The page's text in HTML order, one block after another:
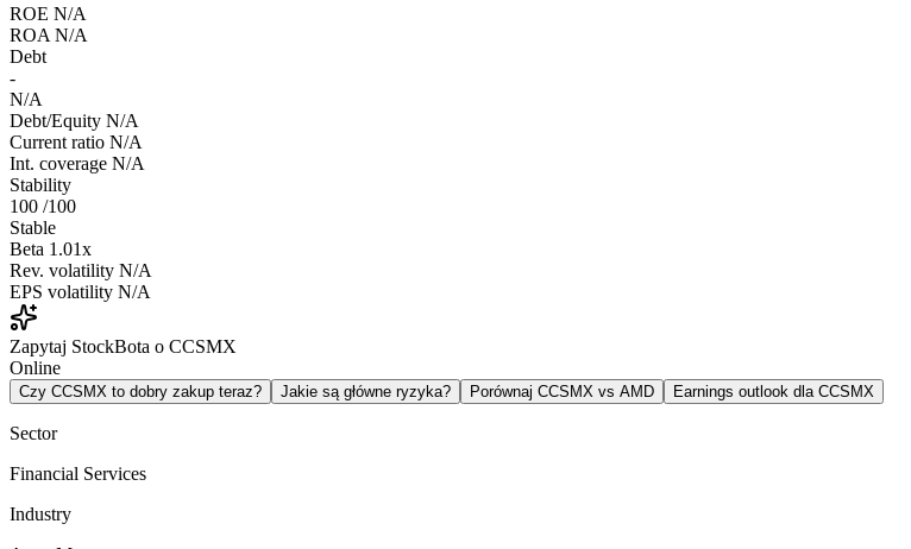
ROE N/A
ROA N/A
Debt
-
N/A
Debt/Equity N/A
Current ratio N/A
Int. coverage N/A
Stability
100 /100
Stable
Beta 1.01x
Rev. volatility N/A
EPS volatility N/A
Zapytaj StockBota o CCSMX
Online
Czy CCSMX to dobry zakup teraz? Jakie są główne ryzyka? Porównaj CCSMX vs AMD Earnings outlook dla CCSMX
Sector
Financial Services
Industry